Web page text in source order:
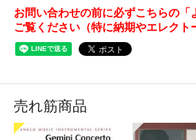
お問い合わせの前に必ずこちらの「
ご覧ください（特に納期やエレクト
売れ筋商品